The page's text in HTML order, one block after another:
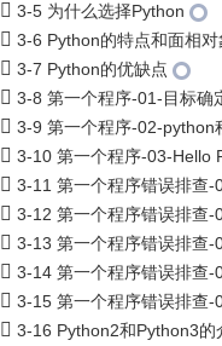
3-5 为什么选择Python
3-6 Python的特点和面相对
3-7 Python的优缺点
3-8 第一个程序-01-目标确
3-9 第一个程序-02-python
3-10 第一个程序-03-Hello
3-11 第一个程序错误排查-
3-12 第一个程序错误排查-
3-13 第一个程序错误排查-
3-14 第一个程序错误排查-
3-15 第一个程序错误排查-
3-16 Python2和Python3的